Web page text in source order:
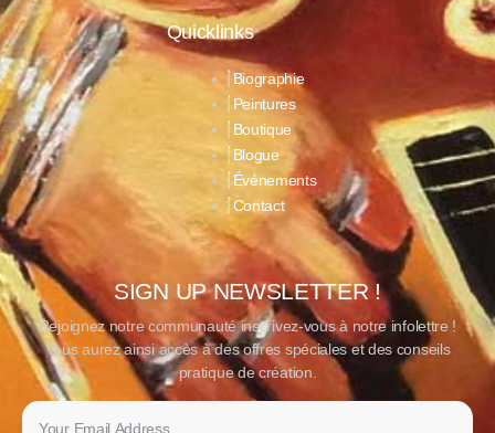
Quicklinks
Biographie
Peintures
Boutique
Blogue
Événements
Contact
SIGN UP NEWSLETTER !
Rejoignez notre communauté inscrivez-vous à notre infolettre !
Vous aurez ainsi accès à des offres spéciales et des conseils
pratique de création.